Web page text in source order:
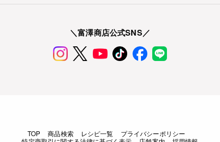
＼富澤商店公式SNS／
TOP 商品検索 レシピ一覧
プライバシーポリシー